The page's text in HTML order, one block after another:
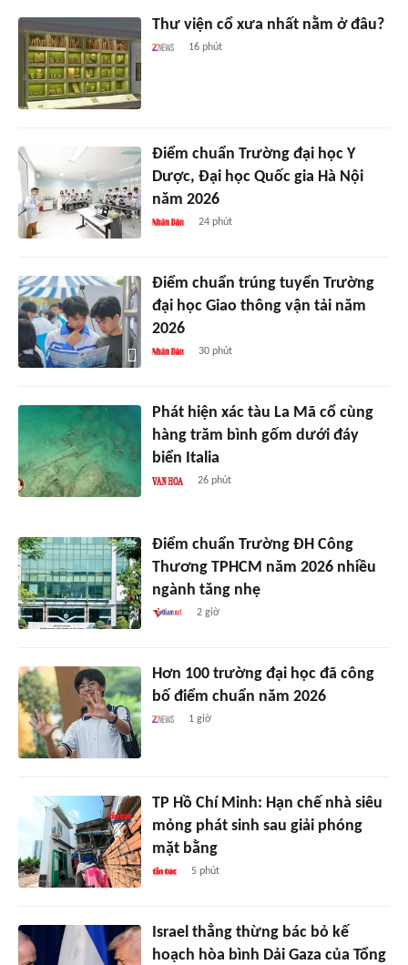
Thư viện cổ xưa nhất nằm ở đâu?
16 phút
Điểm chuẩn Trường đại học Y
Dược, Đại học Quốc gia Hà Nội
năm 2026
24 phút
Điểm chuẩn trúng tuyển Trường
đại học Giao thông vận tải năm
2026
30 phút
Phát hiện xác tàu La Mã cổ cùng
hàng trăm bình gốm dưới đáy
biển Italia
26 phút
Điểm chuẩn Trường ĐH Công
Thương TPHCM năm 2026 nhiều
ngành tăng nhẹ
2 giờ
Hơn 100 trường đại học đã công
bố điểm chuẩn năm 2026
1 giờ
TP Hồ Chí Minh: Hạn chế nhà siêu
mỏng phát sinh sau giải phóng
mặt bằng
5 phút
Israel thẳng thừng bác bỏ kế
hoạch hòa bình Dải Gaza của Tổng